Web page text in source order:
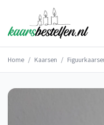
Home / Kaarsen /